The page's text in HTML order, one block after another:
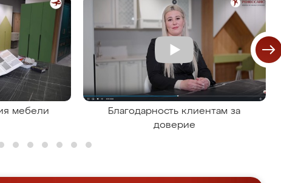
мебели
Благодарность клиентам за
доверие